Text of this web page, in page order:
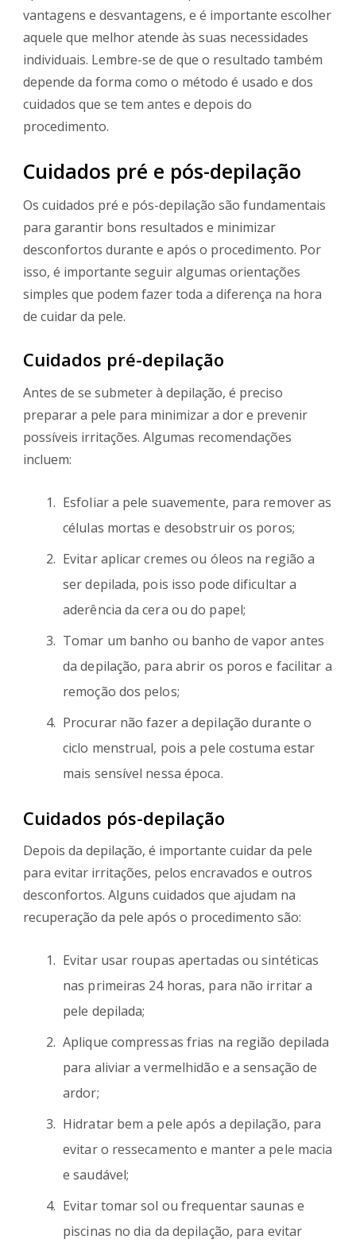
vantagens e desvantagens, e é importante escolher
aquele que melhor atende às suas necessidades
individuais. Lembre-se de que o resultado também
depende da forma como o método é usado e dos
cuidados que se tem antes e depois do
procedimento.
Cuidados pré e pós-depilação
Os cuidados pré e pós-depilação são fundamentais
para garantir bons resultados e minimizar
desconfortos durante e após o procedimento. Por
isso, é importante seguir algumas orientações
simples que podem fazer toda a diferença na hora
de cuidar da pele.
Cuidados pré-depilação
Antes de se submeter à depilação, é preciso
preparar a pele para minimizar a dor e prevenir
possíveis irritações. Algumas recomendações
incluem:
Esfoliar a pele suavemente, para remover as
células mortas e desobstruir os poros;
Evitar aplicar cremes ou óleos na região a
ser depilada, pois isso pode dificultar a
aderência da cera ou do papel;
Tomar um banho ou banho de vapor antes
da depilação, para abrir os poros e facilitar a
remoção dos pelos;
Procurar não fazer a depilação durante o
ciclo menstrual, pois a pele costuma estar
mais sensível nessa época.
Cuidados pós-depilação
Depois da depilação, é importante cuidar da pele
para evitar irritações, pelos encravados e outros
desconfortos. Alguns cuidados que ajudam na
recuperação da pele após o procedimento são:
Evitar usar roupas apertadas ou sintéticas
nas primeiras 24 horas, para não irritar a
pele depilada;
Aplique compressas frias na região depilada
para aliviar a vermelhidão e a sensação de
ardor;
Hidratar bem a pele após a depilação, para
evitar o ressecamento e manter a pele macia
e saudável;
Evitar tomar sol ou frequentar saunas e
piscinas no dia da depilação, para evitar